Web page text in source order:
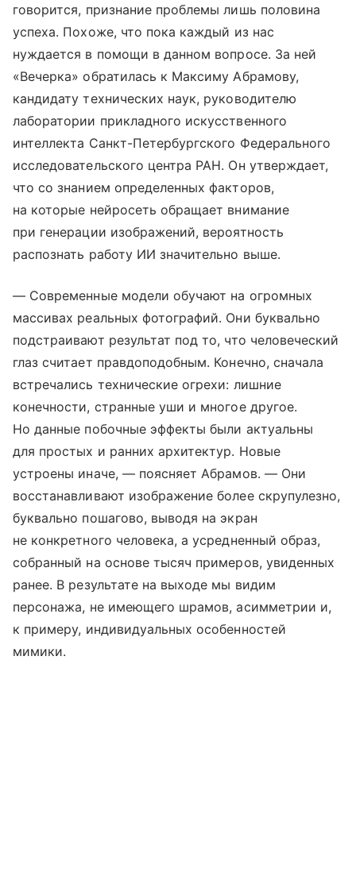
говорится, признание проблемы лишь половина
успеха. Похоже, что пока каждый из нас
нуждается в помощи в данном вопросе. За ней
«Вечерка» обратилась к Максиму Абрамову,
кандидату технических наук, руководителю
лаборатории прикладного искусственного
интеллекта Санкт-Петербургского Федерального
исследовательского центра РАН. Он утверждает,
что со знанием определенных факторов,
на которые нейросеть обращает внимание
при генерации изображений, вероятность
распознать работу ИИ значительно выше.
— Современные модели обучают на огромных
массивах реальных фотографий. Они буквально
подстраивают результат под то, что человеческий
глаз считает правдоподобным. Конечно, сначала
встречались технические огрехи: лишние
конечности, странные уши и многое другое.
Но данные побочные эффекты были актуальны
для простых и ранних архитектур. Новые
устроены иначе, — поясняет Абрамов. — Они
восстанавливают изображение более скрупулезно,
буквально пошагово, выводя на экран
не конкретного человека, а усредненный образ,
собранный на основе тысяч примеров, увиденных
ранее. В результате на выходе мы видим
персонажа, не имеющего шрамов, асимметрии и,
к примеру, индивидуальных особенностей
мимики.